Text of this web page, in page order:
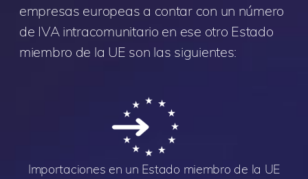
empresas europeas a contar con un número
de IVA intracomunitario en ese otro Estado
miembro de la UE son las siguientes:
Importaciones en un Estado miembro de la UE